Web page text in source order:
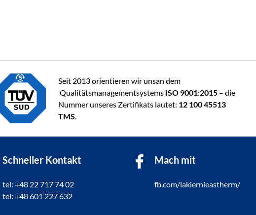
Seit 2013 orientieren wir unsan dem
Qualitätsmanagementsystems ISO 9001:2015 – die
Nummer unseres Zertifikats lautet: 12 100 45513
TMS
Schneller Kontakt
tel: +48 22 717 74 02
tel: +48 601 227 632
Mach mit
fb.com/lakiernieastherm/